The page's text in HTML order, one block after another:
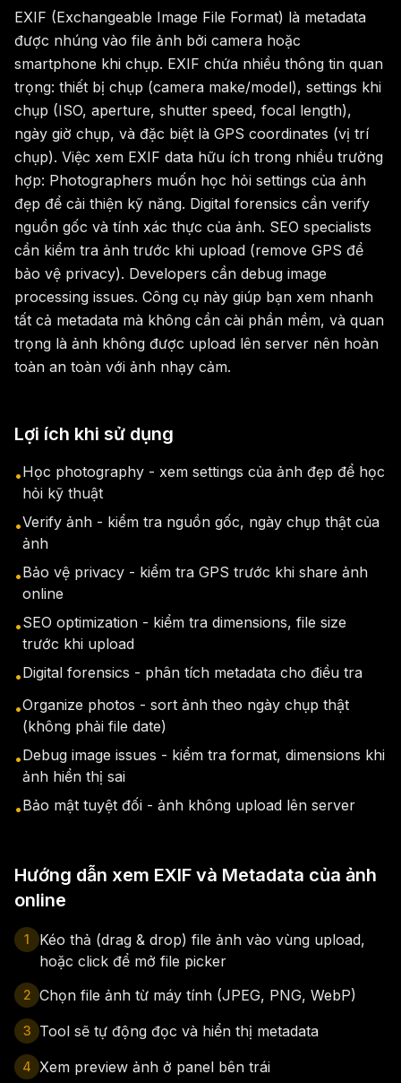
EXIF (Exchangeable Image File Format) là metadata
được nhúng vào file ảnh bởi camera hoặc
smartphone khi chụp. EXIF chứa nhiều thông tin quan
trọng: thiết bị chụp (camera make/model), settings khi
chụp (ISO, aperture, shutter speed, focal length),
ngày giờ chụp, và đặc biệt là GPS coordinates (vị trí
chụp). Việc xem EXIF data hữu ích trong nhiều trường
hợp: Photographers muốn học hỏi settings của ảnh
đẹp để cải thiện kỹ năng. Digital forensics cần verify
nguồn gốc và tính xác thực của ảnh. SEO specialists
cần kiểm tra ảnh trước khi upload (remove GPS để
bảo vệ privacy). Developers cần debug image
processing issues. Công cụ này giúp bạn xem nhanh
tất cả metadata mà không cần cài phần mềm, và quan
trọng là ảnh không được upload lên server nên hoàn
toàn an toàn với ảnh nhạy cảm.
Lợi ích khi sử dụng
•Học photography - xem settings của ảnh đẹp để học
hỏi kỹ thuật
•Verify ảnh - kiểm tra nguồn gốc, ngày chụp thật của
ảnh
•Bảo vệ privacy - kiểm tra GPS trước khi share ảnh
online
•SEO optimization - kiểm tra dimensions, file size
trước khi upload
•Digital forensics - phân tích metadata cho điều tra
•Organize photos - sort ảnh theo ngày chụp thật
(không phải file date)
•Debug image issues - kiểm tra format, dimensions khi
ảnh hiển thị sai
•Bảo mật tuyệt đối - ảnh không upload lên server
Hướng dẫn xem EXIF và Metadata của ảnh
online
1
Kéo thả (drag & drop) file ảnh vào vùng upload,
hoặc click để mở file picker
2 Chọn file ảnh từ máy tính (JPEG, PNG, WebP)
3 Tool sẽ tự động đọc và hiển thị metadata
4 Xem preview ảnh ở panel bên trái